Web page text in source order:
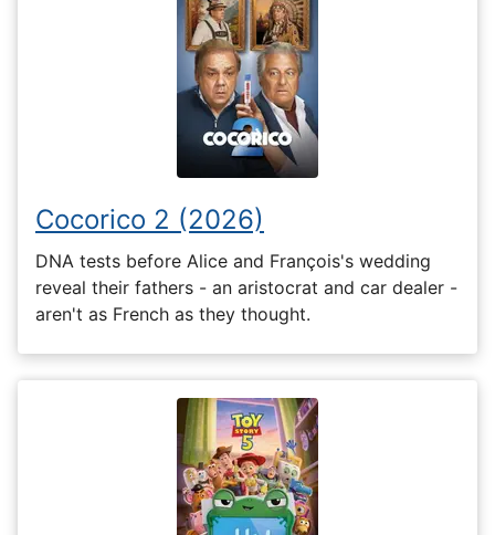
Cocorico 2 (2026)
DNA tests before Alice and François's wedding
reveal their fathers - an aristocrat and car dealer -
aren't as French as they thought.